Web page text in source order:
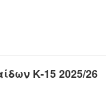
Κ-15 2025/26